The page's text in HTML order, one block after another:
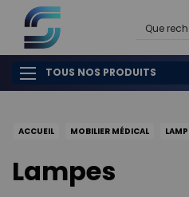
TOUS NOS PRODUITS
ACCUEIL MOBILIER MÉDICAL
Lampes